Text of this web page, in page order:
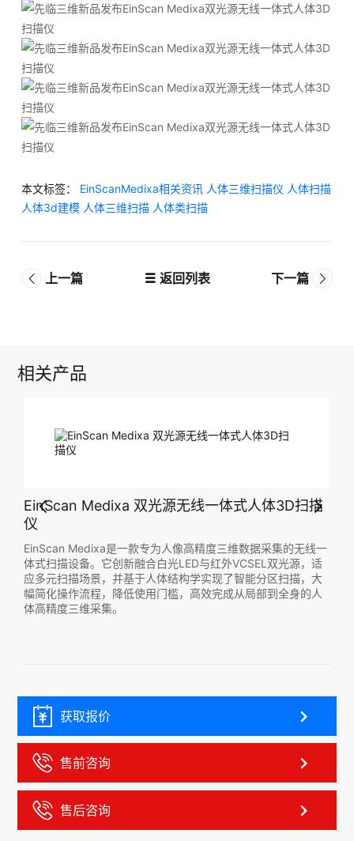
本文标签： EinScanMedixa相关资讯 人体三维扫描仪 人体扫描
人体3d建模 人体三维扫描 人体类扫描
上一篇 返回列表 下一篇
相关产品
EinScan Medixa 双光源无线一体式人体3D扫描
仪
EinScan Medixa是一款专为人像高精度三维数据采集的无线一
体式扫描设备。它创新融合白光LED与红外VCSEL双光源，适
应多元扫描场景，并基于人体结构学实现了智能分区扫描，大
幅简化操作流程，降低使用门槛，高效完成从局部到全身的人
体高精度三维采集。
获取报价
售前咨询
售后咨询